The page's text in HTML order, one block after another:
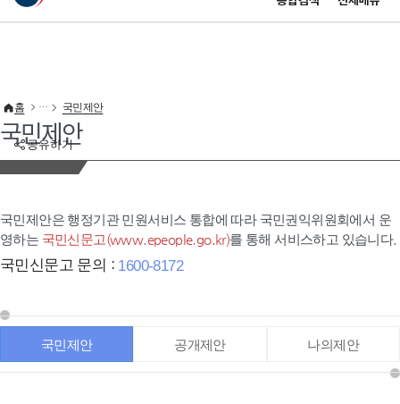
이 누리집은 대한민국 공식 전자정부 누리집입니다.
공유하기
홈 국민제안
국민제안
국민제안은 행정기관 민원서비스 통합에 따라 국민권익위원회에서 운
영하는 국민신문고(www.epeople.go.kr)를 통해 서비스하고 있습니다.
국민신문고 문의 : 1600-8172
국민제안 공개제안 나의제안